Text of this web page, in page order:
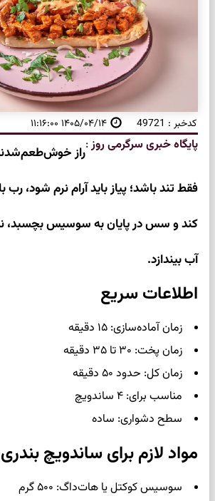
کدخبر : 49721 ۱۴۰۵/۰۴/۱۴ ۱۱:۱۶:۰۰
پایگاه خبری سرگرمی روز:راز
فقط تند باشد؛ پیاز باید آرام نرم شود، رب
کند و سس در پایان به سوسیس بچسبد،
آب بیندازد.
اطلاعات سریع
زمان آماده‌سازی: ۱۵ دقیقه
زمان پخت: ۳۰ تا ۳۵ دقیقه
زمان کل: حدود ۵۰ دقیقه
مناسب برای: ۴ ساندویچ
سطح دشواری: ساده
مواد لازم برای ساندویچ بندری
سوسیس کوکتل یا هات‌داگ: ۵۰۰ گرم